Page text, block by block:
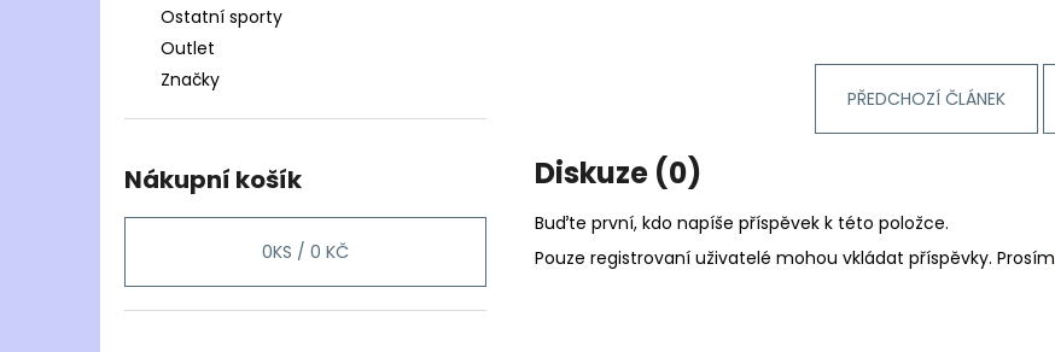
Ostatní sporty
Outlet
Značky
Nákupní košík
0KS / 0 KČ
PŘEDCHOZÍ ČLÁNEK
Diskuze (0)
Buďte první, kdo napíše příspěvek k této položce.
Pouze registrovaní uživatelé mohou vkládat příspěvky. Prosím